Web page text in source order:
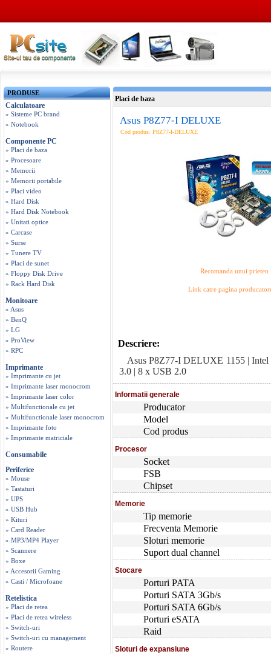
PRODUSE
Calculatoare
» Sisteme PC brand
» Notebook
Componente PC
» Placi de baza
» Procesoare
» Memorii
» Memorii portabile
» Placi video
» Hard Disk
» Hard Disk Notebook
» Unitati optice
» Carcase
» Surse
» Tunere TV
» Placi de sunet
» Floppy Disk Drive
» Rack Hard Disk
Monitoare
» Asus
» BenQ
» LG
» ProView
» RPC
Imprimante
» Imprimante cu jet
» Imprimante laser monocrom
» Imprimante laser color
» Multifunctionale cu jet
» Multifunctionale laser monocrom
» Imprimante foto
» Imprimante matriciale
Consumabile
Periferice
» Mouse
» Tastaturi
» UPS
» USB Hub
» Kituri
» Card Reader
» MP3/MP4 Player
» Scannere
» Boxe
» Accesorii Gaming
» Casti / Microfoane
Retelistica
» Placi de retea
» Placi de retea wireless
» Switch-uri
» Switch-uri cu management
» Routere
Placi de baza
Asus P8Z77-I DELUXE
Cod produs: P8Z77-I-DELUXE
Recomanda unui prieten
Link catre pagina
Descriere:
Asus P8Z77-I DELUXE 1155 | Intel
3.0 | 8 x USB 2.0
Informatii generale
Producator
Model
Cod produs
Procesor
Socket
FSB
Chipset
Memorie
Tip memorie
Frecventa Memorie
Sloturi memorie
Suport dual channel
Stocare
Porturi PATA
Porturi SATA 3Gb/s
Porturi SATA 6Gb/s
Porturi eSATA
Raid
Sloturi de expansiune